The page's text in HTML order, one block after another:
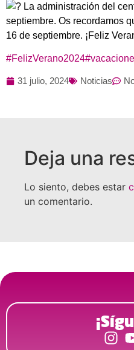
La administración del
septiembre. Os recordamos
16 de septiembre. ¡Feliz
#FelizVerano2024
31 julio, 2024 Noticias
Deja una
Lo siento, debes estar
un comentario.